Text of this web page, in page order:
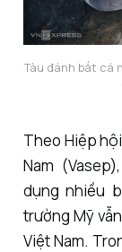
Tàu đánh bắt cá
Theo Hiệp
Nam
dụng nhiều
trường Mỹ
Việt Nam.